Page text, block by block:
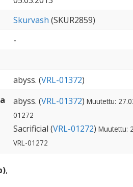
Skurvash (SKUR2859)
-
abyss. (VRL-01372)
abyss. (VRL-01372) Muutettu:
01272
Sacrificial (VRL-01272) Muutettu:
VRL-01272
,